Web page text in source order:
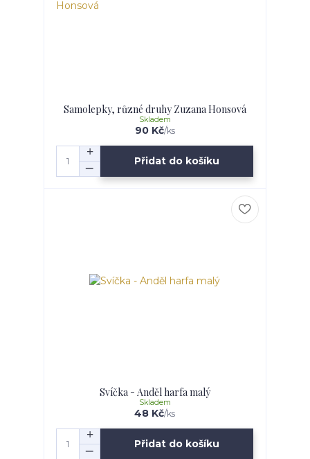
Samolepky, různé druhy Zuzana Honsová
90 Kč/ks
Skladem
Přidat do košíku
Svíčka - Anděl harfa malý
48 Kč/ks
Skladem
Přidat do košíku